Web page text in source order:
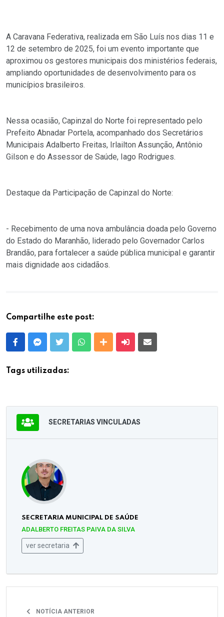
A Caravana Federativa, realizada em São Luís nos dias 11 e
12 de setembro de 2025, foi um evento importante que
aproximou os gestores municipais dos ministérios federais,
ampliando oportunidades de desenvolvimento para os
municípios brasileiros.
Nessa ocasião, Capinzal do Norte foi representado pelo
Prefeito Abnadar Portela, acompanhado dos Secretários
Municipais Adalberto Freitas, Irlailton Assunção, Antônio
Gilson e do Assessor de Saúde, Iago Rodrigues.
Destaque da Participação de Capinzal do Norte:
- Recebimento de uma nova ambulância doada pelo Governo
do Estado do Maranhão, liderado pelo Governador Carlos
Brandão, para fortalecer a saúde pública municipal e garantir
mais dignidade aos cidadãos.
Compartilhe este post:
FacebookMessenger
Twitter WhatsappOutras MídiasEnviar para um amigo
Tags utilizadas:
SECRETARIAS VINCULADAS
SECRETARIA MUNICIPAL DE SAÚDE
ADALBERTO FREITAS PAIVA DA SILVA
ver secretaria
NOTÍCIA ANTERIOR